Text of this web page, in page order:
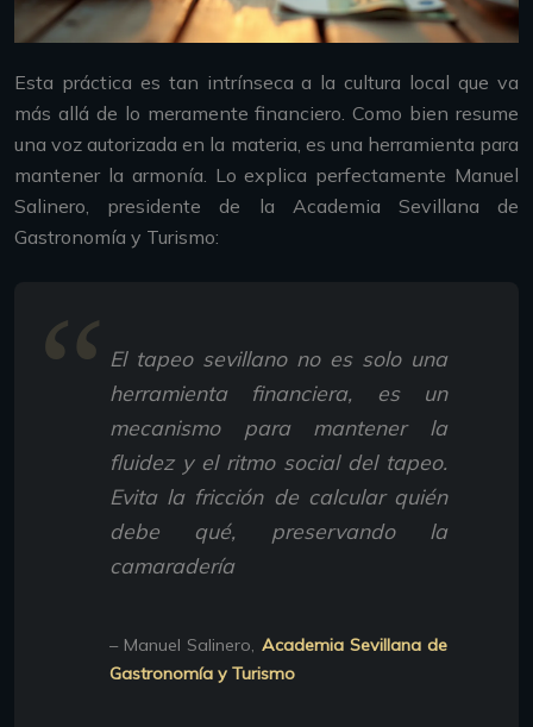
Esta práctica es tan intrínseca a la cultura local que va
más allá de lo meramente financiero. Como bien resume
una voz autorizada en la materia, es una herramienta para
mantener la armonía. Lo explica perfectamente Manuel
Salinero, presidente de la Academia Sevillana de
Gastronomía y Turismo:
El tapeo sevillano no es solo una
herramienta financiera, es un
mecanismo para mantener la
fluidez y el ritmo social del tapeo.
Evita la fricción de calcular quién
debe qué, preservando la
camaradería
– Manuel Salinero, Academia Sevillana de
Gastronomía y Turismo